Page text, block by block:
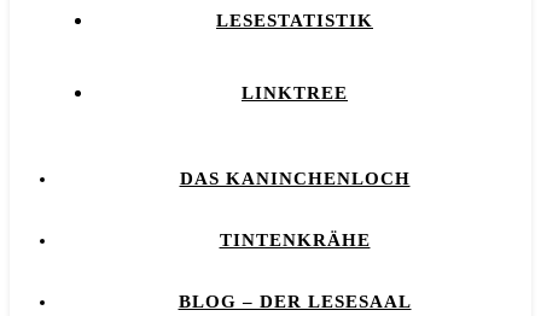
LESESTATISTIK
LINKTREE
DAS KANINCHENLOCH
TINTENKRÄHE
BLOG – DER LESESAAL